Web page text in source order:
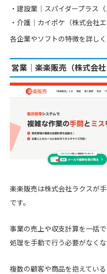
建設業｜スパイダープラス（
介護｜カイポケ（株式会社エ
各企業やソフトの特徴を詳しく
営業｜楽楽販売（株式会社
楽楽販売は株式会社ラクスが
です。
事業の売上や収支計算を一括
処理を手動で行う必要がなくな
複数の顧客や商品を抱えてい